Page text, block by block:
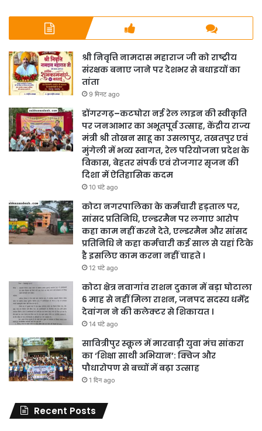
श्री निवृत्ति नामदास महाराज जी को राष्ट्रीय
संरक्षक बनाए जाने पर देशभर से बधाइयों का
तांता
9 मिनट ago
डोंगरगढ़–कटघोरा नई रेल लाइन की स्वीकृति
पर जनआभार का अभूतपूर्व उत्साह, केंद्रीय राज्य
मंत्री श्री तोखन साहू का उसलापुर, तखतपुर एवं
मुंगेली में भव्य स्वागत, रेल परियोजना प्रदेश के
विकास, बेहतर संपर्क एवं रोजगार सृजन की
दिशा में ऐतिहासिक कदम
10 घंटे ago
कोटा नगरपालिका के कर्मचारी हड़ताल पर,
सांसद प्रतिनिधि, एल्डरमैन पर लगाए आरोप
कहा काम नहीं करने देते, एल्डरमैन और सांसद
प्रतिनिधि ने कहा कर्मचारी कई साल से यहां टिके
है इसलिए काम करना नहीं चाहते ।
12 घंटे ago
कोटा क्षेत्र नवागांव राशन दुकान में बड़ा घोटाला
6 माह से नहीं मिला राशन, जनपद सदस्य धर्मेंद्र
देवांगन ने की कलेक्टर से शिकायत ।
14 घंटे ago
सावित्रीपुर स्कूल में मारवाड़ी युवा मंच सांकरा
का ‘शिक्षा साथी अभियान’: क्विज और
पौधारोपण से बच्चों में बढ़ा उत्साह
1 दिन ago
Recent Posts